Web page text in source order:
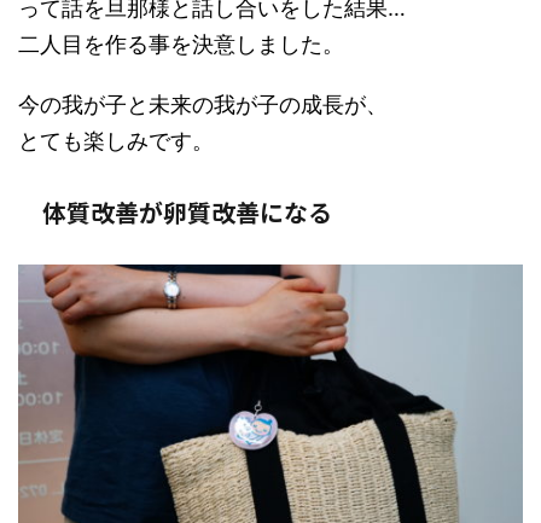
って話を旦那様と話し合いをした結果…
二人目を作る事を決意しました。
今の我が子と未来の我が子の成長が、
とても楽しみです。
体質改善が卵質改善になる